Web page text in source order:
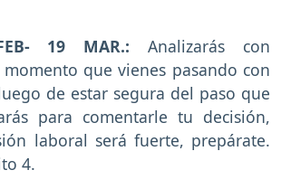
19 MAR.:Analizarás con
que vienes pasando con
de estar segura del paso que
para comentarle tu decisión,
laboral será fuerte, prepárate.
4.